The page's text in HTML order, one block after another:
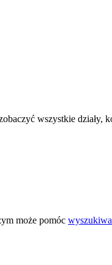
wszystkie działy,
może pomóc